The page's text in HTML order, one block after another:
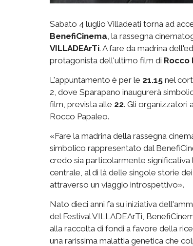
Sabato 4 luglio Villadeati torna ad
BenefiCinema , la rassegna
VILLADEArTi. A fare da madrina
protagonista dell'ultimo film di Rocco
L'appuntamento è per le 21.15 nel
2, dove Sparapano inaugurerà
film, prevista alle 22. Gli organizzatori
Rocco Papaleo.
«Fare la madrina della rassegna
simbolico rappresentato dal
credo sia particolarmente significativa
centrale, al di là delle singole storie
attraverso un viaggio introspettivo».
Nato dieci anni fa su iniziativa
del Festival VILLADEArTi,
alla raccolta di fondi a favore della
una rarissima malattia genetica che